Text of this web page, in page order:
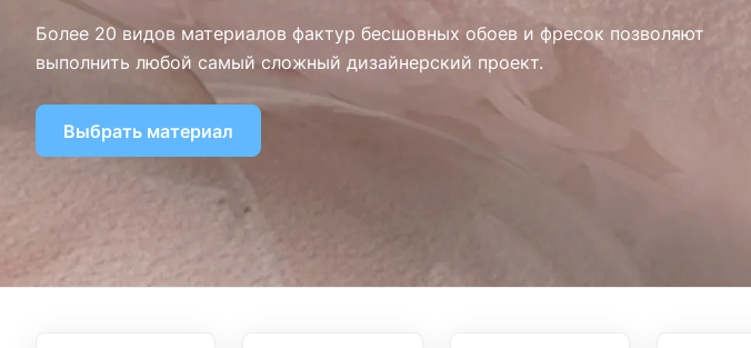
Более 20 видов материалов фактур бесшовных обоев и фресок позволяют
выполнить любой самый сложный дизайнерский проект.
Выбрать материал